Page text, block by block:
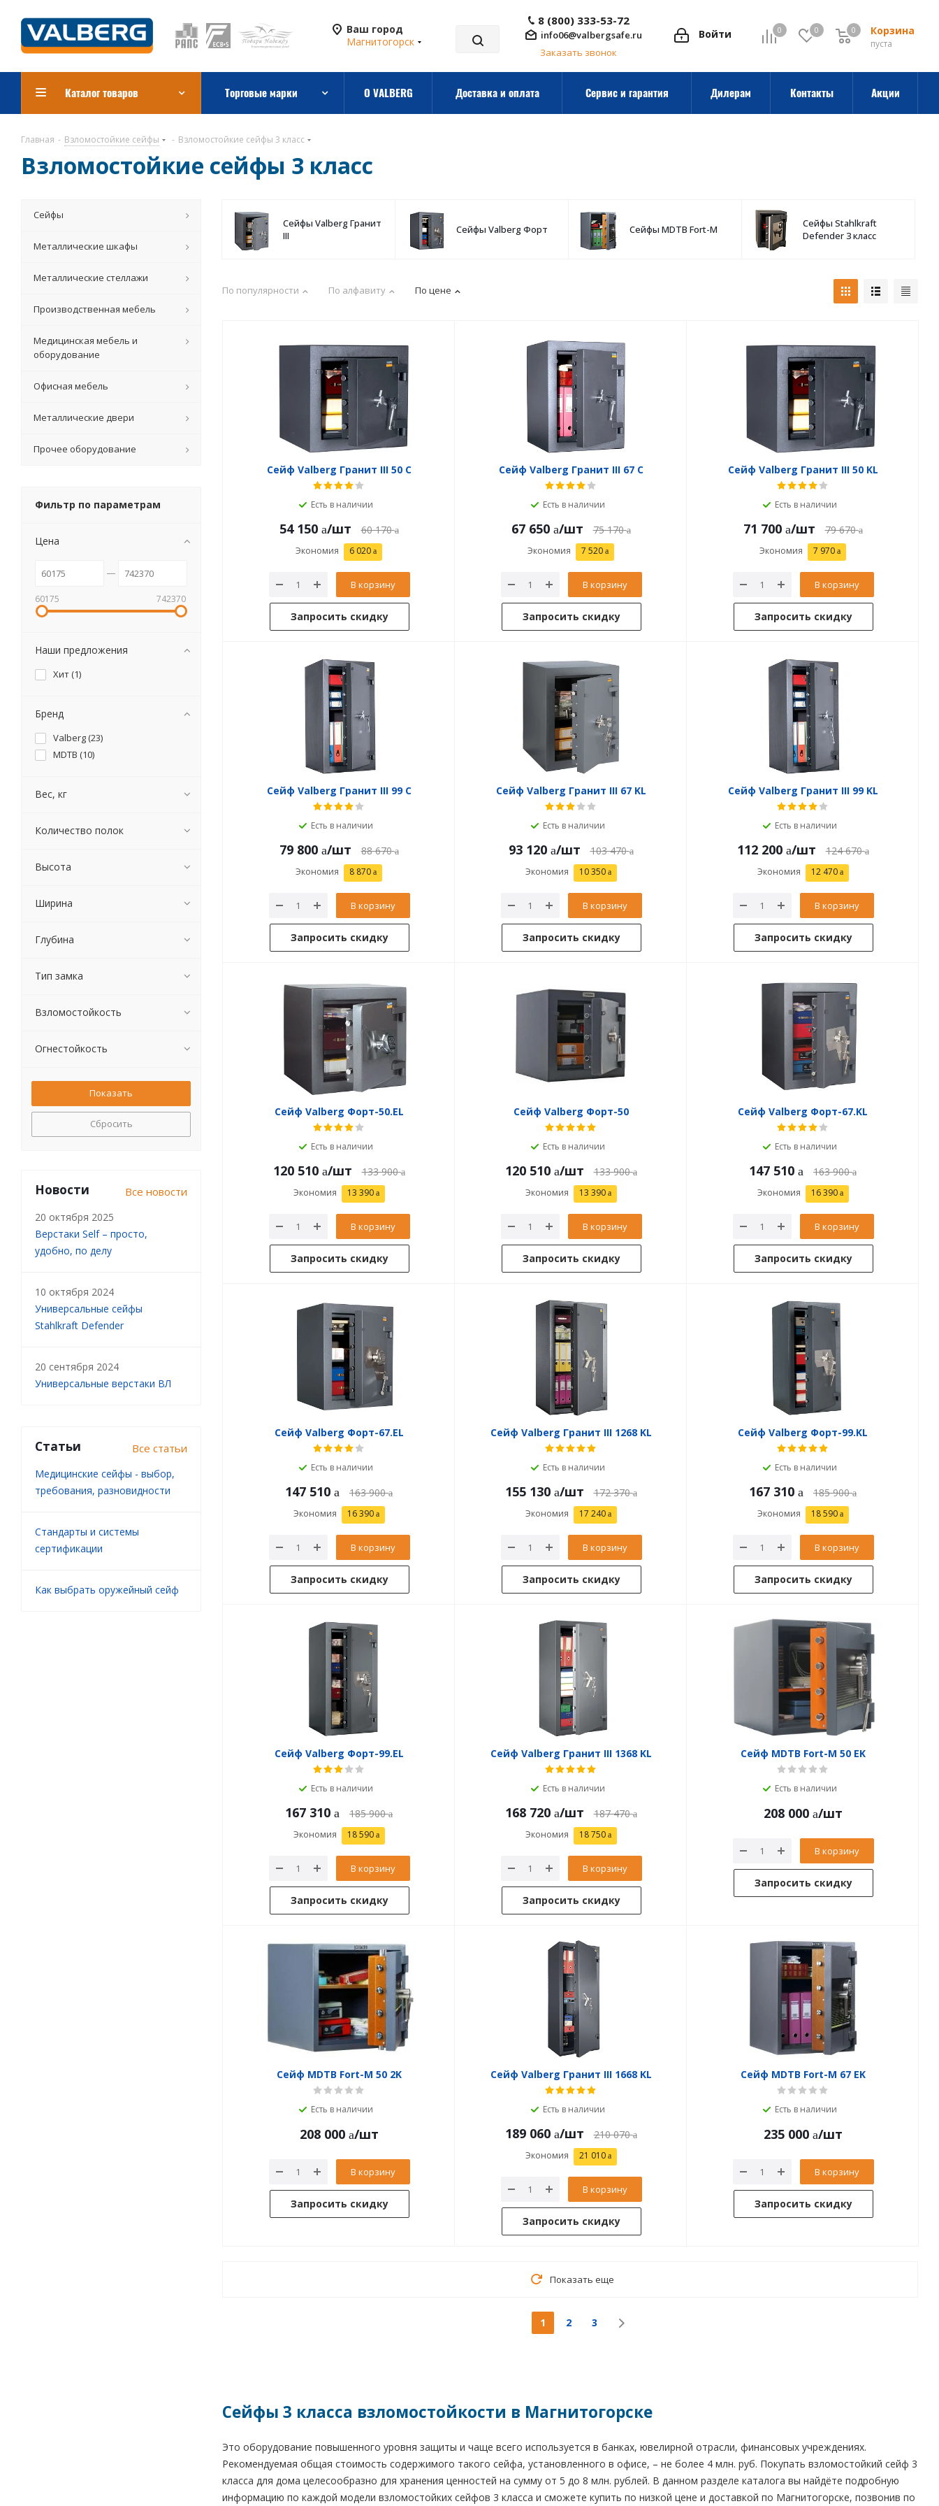
Ваш город
Магнитогорск
0 0 Корзина
0
пуста
0
Войти
8 (800) 333-53-72
info06@valbergsafe.ru
Заказать звонок
Каталог товаров Торговые марки О VALBERG Доставка и оплата Сервис и гарантия Дилерам Контакты Акции
Главная - Взломостойкие сейфы - Взломостойкие сейфы 3 класс
Взломостойкие сейфы 3 класс
Сейфы Valberg Гранит
III
Сейфы Valberg Форт Сейфы MDTB Fort-M
Сейфы Stahlkraft
Defender 3 класс
По популярности По алфавиту По цене
Сейф Valberg Гранит III 50 C
Есть в наличии
54 150 /шт 60 170
Экономия 6 020
В корзину
Запросить скидку
Сейф Valberg Гранит III 67 C
Есть в наличии
67 650 /шт 75 170
Экономия 7 520
В корзину
Запросить скидку
Сейф Valberg Гранит III 50 KL
Есть в наличии
71 700 /шт 79 670
Экономия 7 970
В корзину
Запросить скидку
Сейф Valberg Гранит III 99 C
Есть в наличии
79 800 /шт 88 670
Экономия 8 870
В корзину
Запросить скидку
Сейф Valberg Гранит III 67 KL
Есть в наличии
93 120 /шт 103 470
Экономия 10 350
В корзину
Запросить скидку
Сейф Valberg Гранит III 99 KL
Есть в наличии
112 200 /шт 124 670
Экономия 12 470
В корзину
Запросить скидку
Сейф Valberg Форт-50.EL
Есть в наличии
120 510 /шт 133 900
Экономия 13 390
В корзину
Запросить скидку
Сейф Valberg Форт-50
Есть в наличии
120 510 /шт 133 900
Экономия 13 390
В корзину
Запросить скидку
Сейф Valberg Форт-67.KL
Есть в наличии
147 510 163 900
Экономия 16 390
В корзину
Запросить скидку
Сейф Valberg Форт-67.EL
Есть в наличии
147 510 163 900
Экономия 16 390
В корзину
Запросить скидку
Сейф Valberg Гранит III 1268 KL
Есть в наличии
155 130 /шт 172 370
Экономия 17 240
В корзину
Запросить скидку
Сейф Valberg Форт-99.KL
Есть в наличии
167 310 185 900
Экономия 18 590
В корзину
Запросить скидку
Сейф Valberg Форт-99.EL
Есть в наличии
167 310 185 900
Экономия 18 590
В корзину
Запросить скидку
Сейф Valberg Гранит III 1368 KL
Есть в наличии
168 720 /шт 187 470
Экономия 18 750
В корзину
Запросить скидку
Сейф MDTB Fort-M 50 EK
Есть в наличии
208 000 /шт
В корзину
Запросить скидку
Сейф MDTB Fort-M 50 2K
Есть в наличии
208 000 /шт
В корзину
Запросить скидку
Сейф Valberg Гранит III 1668 KL
Есть в наличии
189 060 /шт 210 070
Экономия 21 010
В корзину
Запросить скидку
Сейф MDTB Fort-M 67 EK
Есть в наличии
235 000 /шт
В корзину
Запросить скидку
Показать еще
1 2 3
Сейфы 3 класса взломостойкости в Магнитогорске
Это оборудование повышенного уровня защиты и чаще всего используется в банках, ювелирной отрасли, финансовых учреждениях.
Рекомендуемая общая стоимость содержимого такого сейфа, установленного в офисе, – не более 4 млн. руб. Покупать взломостойкий сейф 3
класса для дома целесообразно для хранения ценностей на сумму от 5 до 8 млн. рублей. В данном разделе каталога вы найдёте подробную
информацию по каждой модели взломостойких сейфов 3 класса и сможете купить по низкой цене и доставкой по Магнитогорске, позвонив по
Сейфы
Металлические шкафы
Металлические стеллажи
Производственная мебель
Медицинская мебель и
оборудование
Офисная мебель
Металлические двери
Прочее оборудование
Фильтр по параметрам
Цена
60175 742370
Наши предложения
Хит (1)
Бренд
Valberg (23)
MDTB (10)
Вес, кг
Количество полок
Высота
Ширина
Глубина
Тип замка
Взломостойкость
Огнестойкость
Сбросить
Новости Все новости
20 октября 2025
Верстаки Self – просто,
удобно, по делу
10 октября 2024
Универсальные сейфы
Stahlkraft Defender
20 сентября 2024
Универсальные верстаки ВЛ
Статьи Все статьи
Медицинские сейфы - выбор,
требования, разновидности
Стандарты и системы
сертификации
Как выбрать оружейный сейф